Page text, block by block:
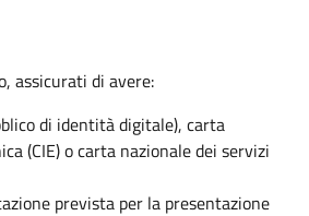
assicurati di avere:
di identità digitale), carta
(CIE) o carta nazionale dei servizi
prevista per la presentazione